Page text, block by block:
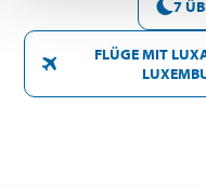
7
FLÜGE MIT